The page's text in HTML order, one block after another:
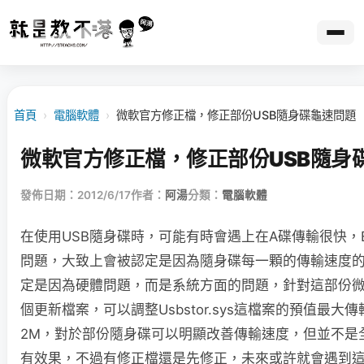
首頁 › 電腦軟體 › 微軟官方修正檔，修正部份USB隨身碟龜速問題
微軟官方修正檔，修正部份USB隨身
發佈日期：2012/6/17作者： 阿湯分類： 電腦軟體
在使用USB隨身碟時，可能有時會遇上在A碟傳輸很快
問題，大致上會被認定是因為隨身碟每一顆的傳輸速度
定是因為硬體問題，而是系統方面的問題，針對這部份
個更新檔案，可以調整Usbstor.sys這檔案的預值最大傳
2M，對於部份隨身碟可以明顯改善傳輸速度，但並不是
有效果，不過有修正檔還是先修正，未來或許就會遇到